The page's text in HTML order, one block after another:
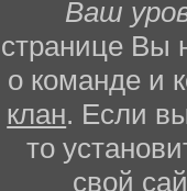
Ваш
странице Вы
о команде и
клан. Если
то
свой